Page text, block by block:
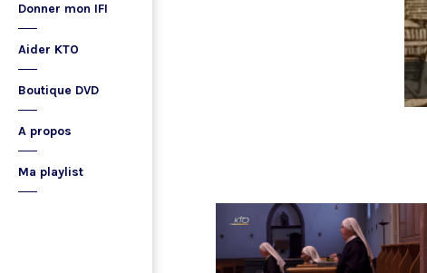
Donner mon IFI
Aider KTO
Boutique DVD
A propos
Ma playlist